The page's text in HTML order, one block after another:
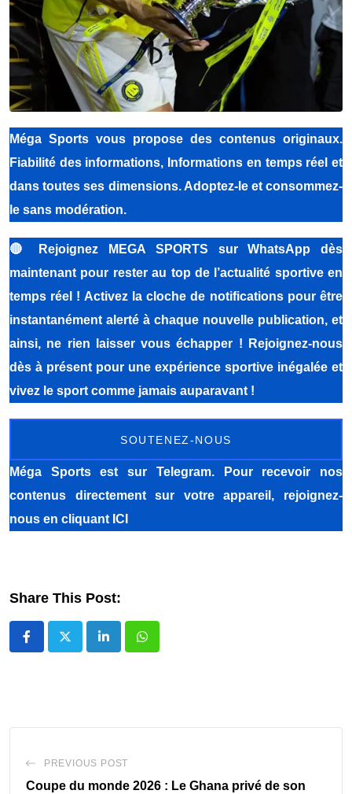
Méga Sports vous propose des contenus originaux.
Fiabilité des informations, Informations en temps réel et
dans toutes ses dimensions. Adoptez-le et consommez-
le sans modération.
🔴
Rejoignez MEGA SPORTS sur WhatsApp dès
maintenant pour rester au top de l’actualité sportive en
temps réel ! Activez la cloche de notifications pour être
instantanément alerté à chaque nouvelle publication, et
ainsi, ne rien laisser vous échapper ! Rejoignez-nous
dès à présent pour une expérience sportive inégalée et
vivez le sport comme jamais auparavant !
SOUTENEZ-NOUS
Méga Sportsest sur Telegram. Pour recevoir nos
contenus directement sur votre appareil, rejoignez-
nous en cliquant ICI
Share This Post:
LinkedInWhatsapp
PREVIOUS POST
Coupe du monde 2026 : Le Ghana privé de son